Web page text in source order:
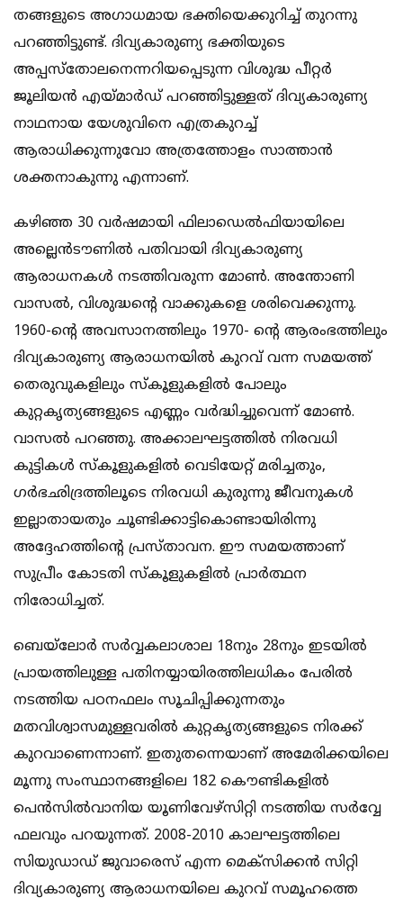
തങ്ങളുടെ അഗാധമായ ഭക്തിയെക്കുറിച്ച് തുറന്നു
പറഞ്ഞിട്ടുണ്ട്. ദിവ്യകാരുണ്യ ഭക്തിയുടെ
അപ്പസ്തോലനെന്നറിയപ്പെടുന്ന വിശുദ്ധ പീറ്റര്‍
ജൂലിയന്‍ എയ്മാര്‍ഡ് പറഞ്ഞിട്ടുള്ളത് ദിവ്യകാരുണ്യ
നാഥനായ യേശുവിനെ എത്രകുറച്ച്
ആരാധിക്കുന്നുവോ അത്രത്തോളം സാത്താന്‍
ശക്തനാകുന്നു എന്നാണ്.
കഴിഞ്ഞ 30 വര്‍ഷമായി ഫിലാഡെല്‍ഫിയായിലെ
അല്ലെന്‍ടൗണില്‍ പതിവായി ദിവ്യകാരുണ്യ
ആരാധനകള്‍ നടത്തിവരുന്ന മോണ്‍. അന്തോണി
വാസല്‍, വിശുദ്ധന്റെ വാക്കുകളെ ശരിവെക്കുന്നു.
1960-ന്റെ അവസാനത്തിലും 1970- ന്റെ ആരംഭത്തിലും
ദിവ്യകാരുണ്യ ആരാധനയില്‍ കുറവ് വന്ന സമയത്ത്
തെരുവുകളിലും സ്കൂളുകളില്‍ പോലും
കുറ്റകൃത്യങ്ങളുടെ എണ്ണം വര്‍ദ്ധിച്ചുവെന്ന് മോണ്‍.
വാസല്‍ പറഞ്ഞു. അക്കാലഘട്ടത്തില്‍ നിരവധി
കുട്ടികള്‍ സ്കൂളുകളില്‍ വെടിയേറ്റ്‌ മരിച്ചതും,
ഗര്‍ഭഛിദ്രത്തിലൂടെ നിരവധി കുരുന്നു ജീവനുകള്‍
ഇല്ലാതായതും ചൂണ്ടിക്കാട്ടികൊണ്ടായിരിന്നു
അദ്ദേഹത്തിന്റെ പ്രസ്താവന. ഈ സമയത്താണ്
സുപ്രീം കോടതി സ്കൂളുകളില്‍ പ്രാര്‍ത്ഥന
നിരോധിച്ചത്.
ബെയ്ലോര്‍ സര്‍വ്വകലാശാല 18നും 28നും ഇടയില്‍
പ്രായത്തിലുള്ള പതിനയ്യായിരത്തിലധികം പേരില്‍
നടത്തിയ പഠനഫലം സൂചിപ്പിക്കുന്നതും
മതവിശ്വാസമുള്ളവരില്‍ കുറ്റകൃത്യങ്ങളുടെ നിരക്ക്
കുറവാണെന്നാണ്. ഇതുതന്നെയാണ് അമേരിക്കയിലെ
മൂന്നു സംസ്ഥാനങ്ങളിലെ 182 കൌണ്ടികളില്‍
പെന്‍സില്‍വാനിയ യൂണിവേഴ്സിറ്റി നടത്തിയ സര്‍വ്വേ
ഫലവും പറയുന്നത്. 2008-2010 കാലഘട്ടത്തിലെ
സിയുഡാഡ് ജുവാരെസ് എന്ന മെക്സിക്കന്‍ സിറ്റി
ദിവ്യകാരുണ്യ ആരാധനയിലെ കുറവ് സമൂഹത്തെ